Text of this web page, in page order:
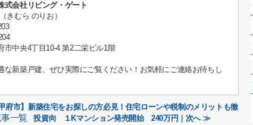
式会社リビング・ゲート
きむら のりお）
市中央4丁目10-4 第2二栄ビル1階
な新築戸建、ぜひ実際にご覧ください！お気軽にご連絡お待ちし
市】新築住宅をお探しの方必見！住宅ローンや税制のメリットも徹
一覧 投資向 １Kマンション発売開始 240万円｜次へ ≫